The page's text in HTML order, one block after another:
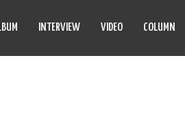
INTERVIEW VIDEO COLUMN